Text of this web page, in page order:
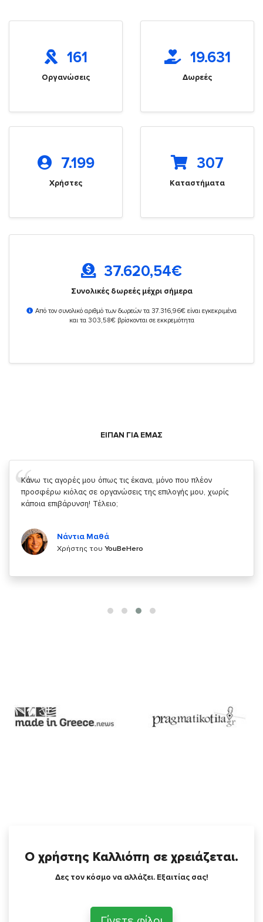
161
Οργανώσεις
19.631
Δωρεές
7.199
Χρήστες
307
Καταστήματα
37.620,54€
Συνολικές δωρεές μέχρι σήμερα
Από τον συνολικό αριθμό των δωρεών τα 37.316,96€ είναι εγκεκριμένα
και τα 303,58€ βρίσκονται σε εκκρεμότητα
ΕΙΠΑΝ ΓΙΑ ΕΜΑΣ
Σας ευχαριστώ που μας δίνετε την δυνατότητα να κάνουμε
κάτι!
Χρήστης τουYouBeHero
Ο χρήστης Καλλιόπη σε χρειάζεται.
Δες τον κόσμο να αλλάζει. Εξαιτίας σας!